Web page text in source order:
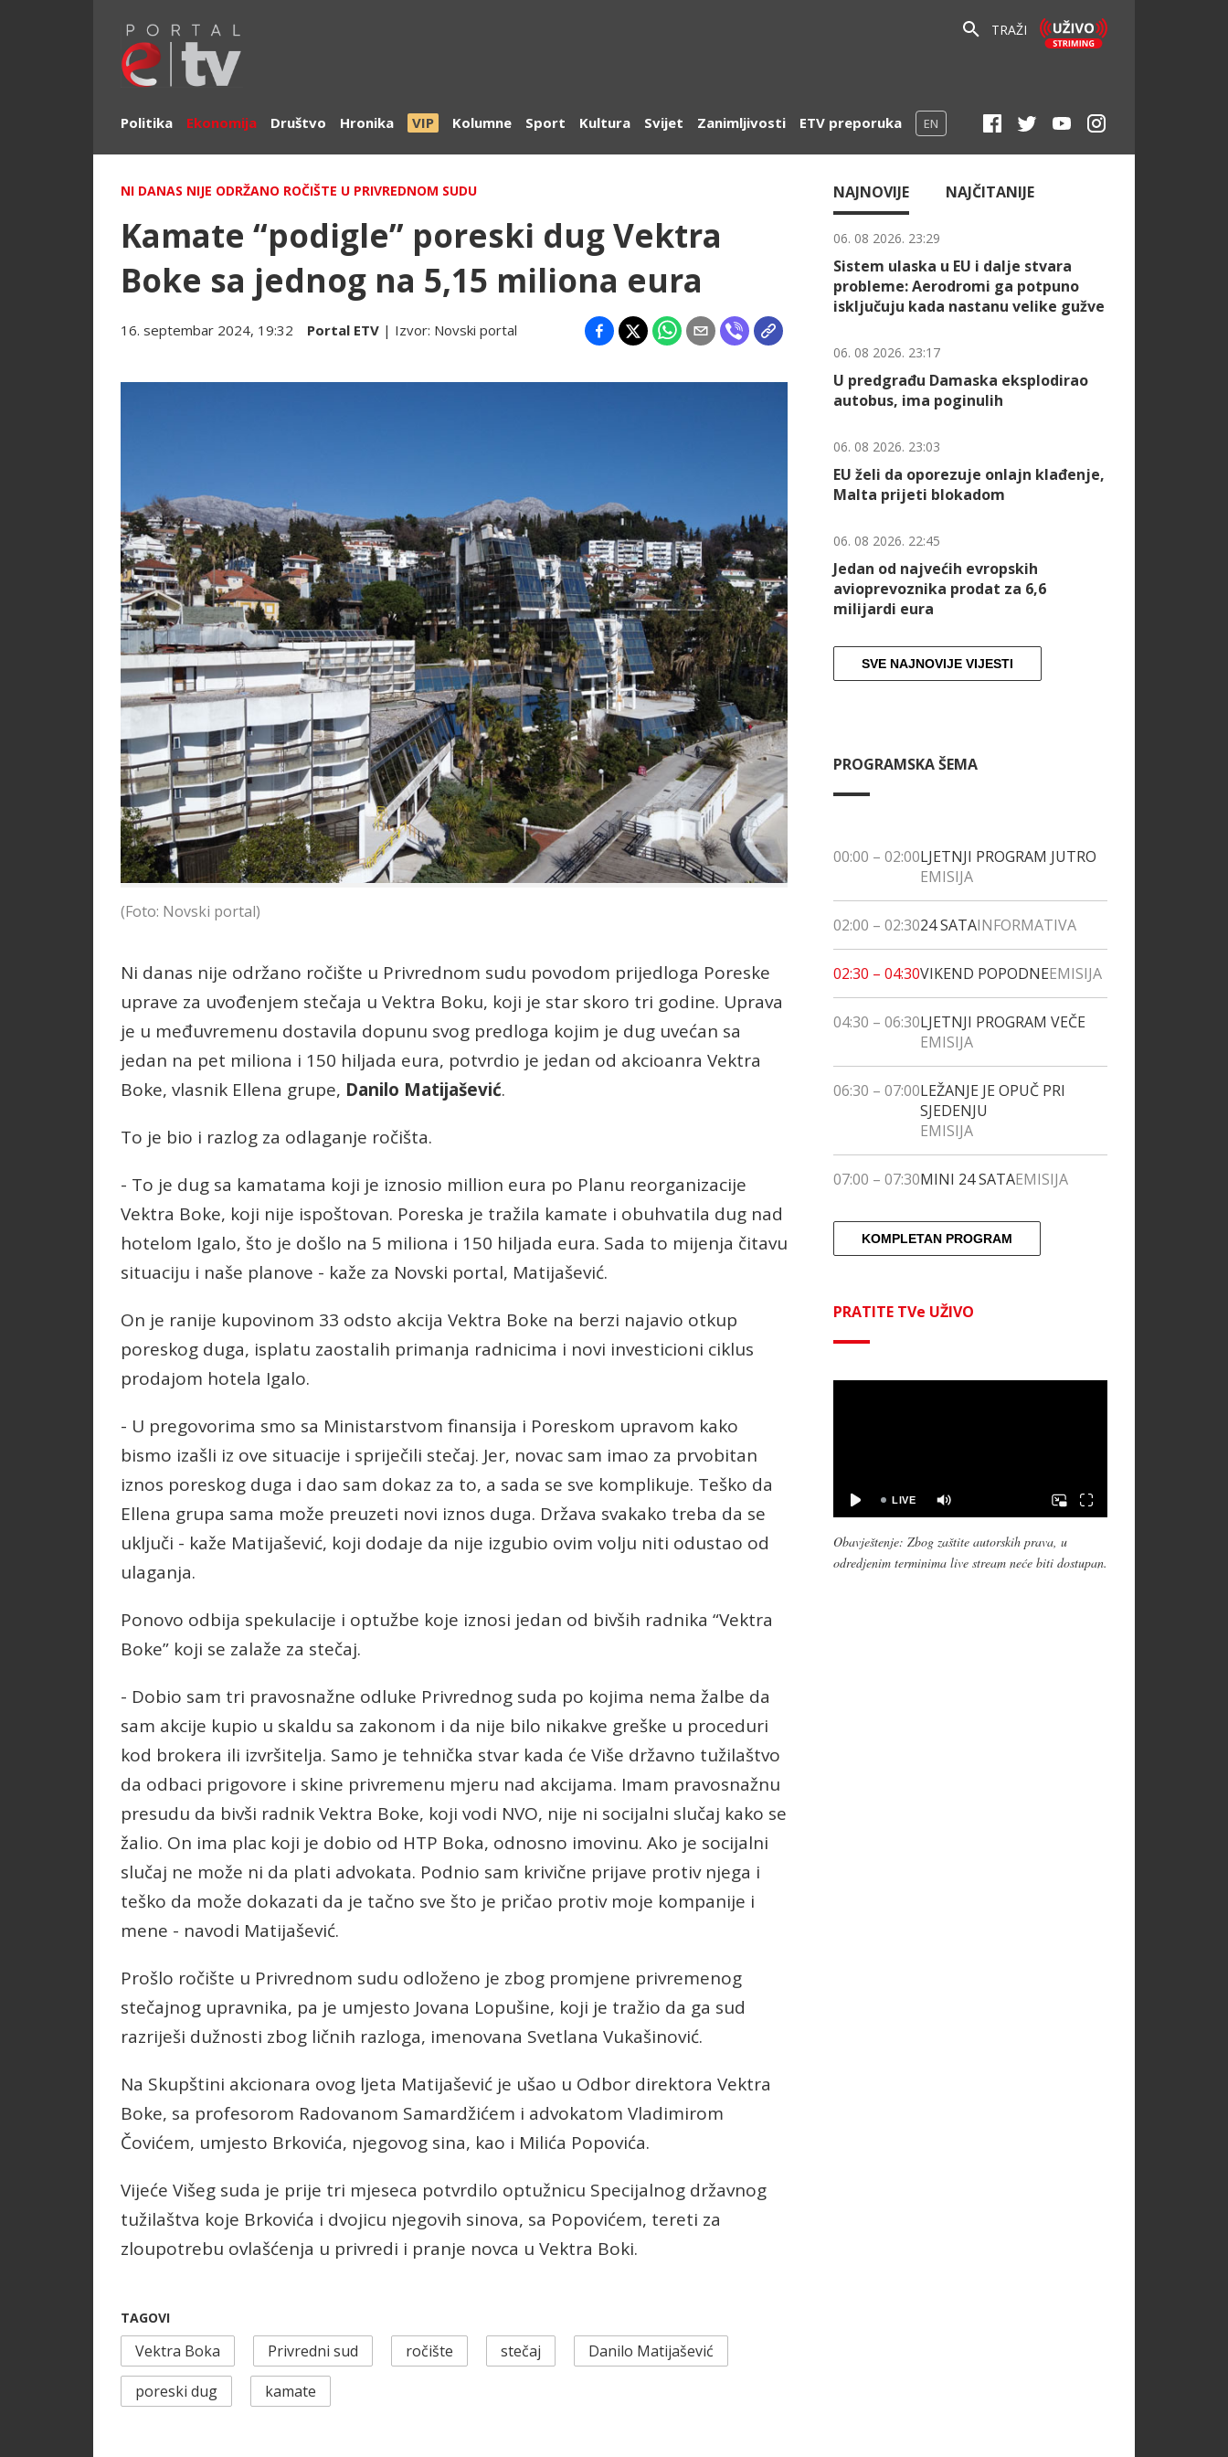
TRAŽI
Politika Ekonomija Društvo Hronika VIP Kolumne Sport Kultura Svijet Zanimljivosti ETV preporuka EN
NI DANAS NIJE ODRŽANO ROČIŠTE U PRIVREDNOM SUDU
Kamate “podigle” poreski dug Vektra
Boke sa jednog na 5,15 miliona eura
16. septembar 2024, 19:32 Portal ETV | Izvor: Novski portal
(Foto: Novski portal)
Ni danas nije održano ročište u Privrednom sudu povodom prijedloga Poreske
uprave za uvođenjem stečaja u Vektra Boku, koji je star skoro tri godine. Uprava
je u međuvremenu dostavila dopunu svog predloga kojim je dug uvećan sa
jedan na pet miliona i 150 hiljada eura, potvrdio je jedan od akcioanra Vektra
Boke, vlasnik Ellena grupe, Danilo Matijašević.
To je bio i razlog za odlaganje ročišta.
- To je dug sa kamatama koji je iznosio million eura po Planu reorganizacije
Vektra Boke, koji nije ispoštovan. Poreska je tražila kamate i obuhvatila dug nad
hotelom Igalo, što je došlo na 5 miliona i 150 hiljada eura. Sada to mijenja čitavu
situaciju i naše planove - kaže za Novski portal, Matijašević.
On je ranije kupovinom 33 odsto akcija Vektra Boke na berzi najavio otkup
poreskog duga, isplatu zaostalih primanja radnicima i novi investicioni ciklus
prodajom hotela Igalo.
- U pregovorima smo sa Ministarstvom finansija i Poreskom upravom kako
bismo izašli iz ove situacije i spriječili stečaj. Jer, novac sam imao za prvobitan
iznos poreskog duga i dao sam dokaz za to, a sada se sve komplikuje. Teško da
Ellena grupa sama može preuzeti novi iznos duga. Država svakako treba da se
uključi - kaže Matijašević, koji dodaje da nije izgubio ovim volju niti odustao od
ulaganja.
Ponovo odbija spekulacije i optužbe koje iznosi jedan od bivših radnika “Vektra
Boke” koji se zalaže za stečaj.
- Dobio sam tri pravosnažne odluke Privrednog suda po kojima nema žalbe da
sam akcije kupio u skaldu sa zakonom i da nije bilo nikakve greške u proceduri
kod brokera ili izvršitelja. Samo je tehnička stvar kada će Više državno tužilaštvo
da odbaci prigovore i skine privremenu mjeru nad akcijama. Imam pravosnažnu
presudu da bivši radnik Vektra Boke, koji vodi NVO, nije ni socijalni slučaj kako se
žalio. On ima plac koji je dobio od HTP Boka, odnosno imovinu. Ako je socijalni
slučaj ne može ni da plati advokata. Podnio sam krivične prijave protiv njega i
teško da može dokazati da je tačno sve što je pričao protiv moje kompanije i
mene - navodi Matijašević.
Prošlo ročište u Privrednom sudu odloženo je zbog promjene privremenog
stečajnog upravnika, pa je umjesto Jovana Lopušine, koji je tražio da ga sud
razriješi dužnosti zbog ličnih razloga, imenovana Svetlana Vukašinović.
Na Skupštini akcionara ovog ljeta Matijašević je ušao u Odbor direktora Vektra
Boke, sa profesorom Radovanom Samardžićem i advokatom Vladimirom
Čovićem, umjesto Brkovića, njegovog sina, kao i Milića Popovića.
Vijeće Višeg suda je prije tri mjeseca potvrdilo optužnicu Specijalnog državnog
tužilaštva koje Brkovića i dvojicu njegovih sinova, sa Popovićem, tereti za
zloupotrebu ovlašćenja u privredi i pranje novca u Vektra Boki.
TAGOVI
Vektra Boka Privredni sud ročište stečaj
Danilo Matijašević
poreski dug
kamate
NAJNOVIJE NAJČITANIJE
06. 08 2026. 23:29
Sistem ulaska u EU i dalje stvara
probleme: Aerodromi ga potpuno
isključuju kada nastanu velike gužve
06. 08 2026. 23:17
U predgrađu Damaska eksplodirao
autobus, ima poginulih
06. 08 2026. 23:03
EU želi da oporezuje onlajn klađenje,
Malta prijeti blokadom
06. 08 2026. 22:45
Jedan od najvećih evropskih
avioprevoznika prodat za 6,6
milijardi eura
SVE NAJNOVIJE VIJESTI
PROGRAMSKA ŠEMA
00:00 – 02:00LJETNJI PROGRAM JUTRO
EMISIJA
02:00 – 02:3024 SATAINFORMATIVA
02:30 – 04:30VIKEND POPODNEEMISIJA
04:30 – 06:30LJETNJI PROGRAM VEČE
EMISIJA
06:30 – 07:00LEŽANJE JE OPUČ PRI
SJEDENJU
EMISIJA
07:00 – 07:30MINI 24 SATAEMISIJA
KOMPLETAN PROGRAM
PRATITE TVe UŽIVO
Obavještenje: Zbog zaštite autorskih prava, u
odredjenim terminima live stream neće biti dostupan.